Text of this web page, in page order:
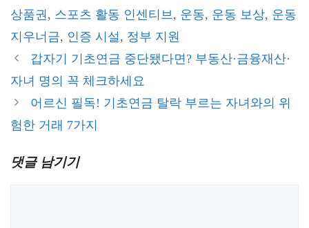
리
그
상품권 , 스포츠 활동 인센티브, 운동, 운동 보상, 운동
지우너금, 인증 시설 , 정부 지원
갑자기 기초연금 중단됐다면? 부동산·금융재산·
자녀 명의 꼭 체크하세요
어르신 필독! 기초연금 탈락 부르는 자녀와의 위
험한 거래 7가지
댓글 남기기